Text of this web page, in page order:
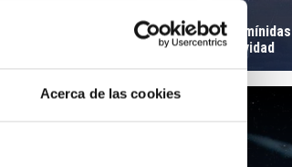
Acerca de las cookies
new generation of hunters
Navidad